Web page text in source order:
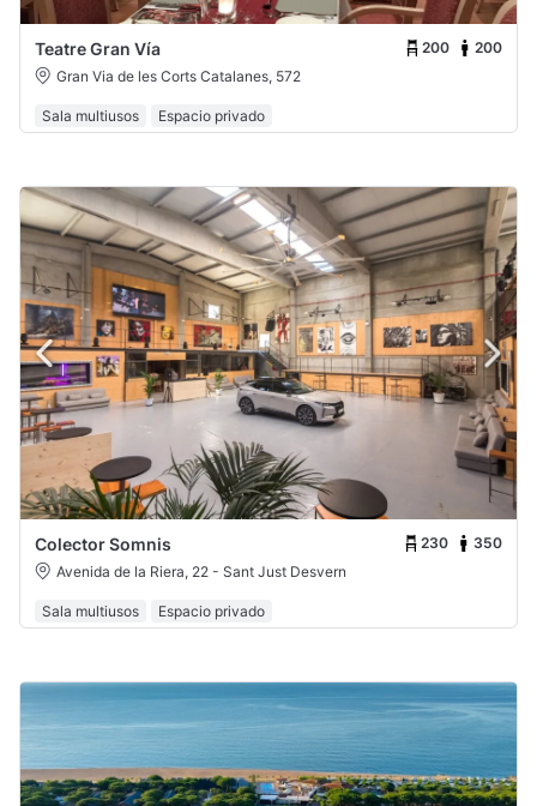
Teatre Gran Vía 200
200
Gran Via de les Corts Catalanes, 572
Sala multiusos Espacio privado
Colector Somnis 230
350
Avenida de la Riera, 22 - Sant Just Desvern
Sala multiusos Espacio privado